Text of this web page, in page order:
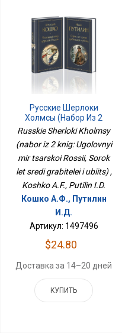
Русские Шерлоки
Холмсы (набор Из 2
Книг: Уголовный Мир
Царской России, Сорок
Лет Среди Грабителей И
Убийц)
Russkie Sherloki Kholmsy
(nabor iz 2 knig: Ugolovnyi
mir tsarskoi Rossii, Sorok
let sredi grabitelei i ubiits) ,
Koshko A.F., Putilin I.D.
Кошко А.Ф., Путилин
И.Д.
Артикул: 1497496
$24.80
Доставка за 14–20 дней
КУПИТЬ